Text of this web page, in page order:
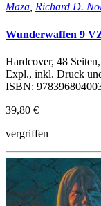
Maza, Richard D.
Wunderwaffen 9
Hardcover, 48
Expl., inkl. Druck
ISBN:
39,80 €
vergriffen